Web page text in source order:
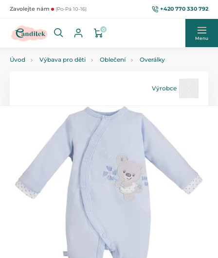
Zavolejte nám (Po-Pá 10-16) +420 770 330 792
0
Menu
Úvod Výbava pro děti Oblečení Overálky
Výrobce